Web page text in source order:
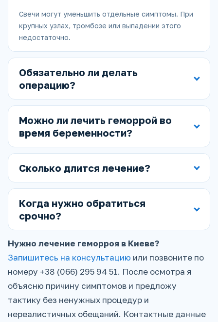
Свечи могут уменьшить отдельные симптомы. При
крупных узлах, тромбозе или выпадении этого
недостаточно.
Обязательно ли делать
операцию?
Можно ли лечить геморрой во
время беременности?
Сколько длится лечение?
Когда нужно обратиться
срочно?
Нужно лечение геморроя в Киеве?
Запишитесь на консультацию или позвоните по
номеру +38 (066) 295 94 51. После осмотра я
объясню причину симптомов и предложу
тактику без ненужных процедур и
нереалистичных обещаний. Контактные данные